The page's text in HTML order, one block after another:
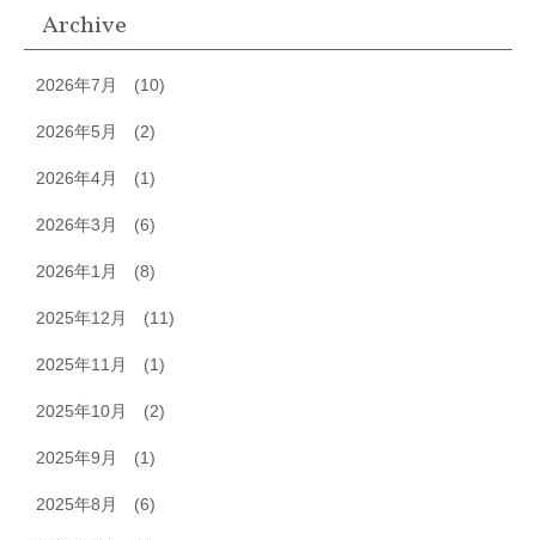
Archive
2026年7月 (10)
2026年5月 (2)
2026年4月 (1)
2026年3月 (6)
2026年1月 (8)
2025年12月 (11)
2025年11月 (1)
2025年10月 (2)
2025年9月 (1)
2025年8月 (6)